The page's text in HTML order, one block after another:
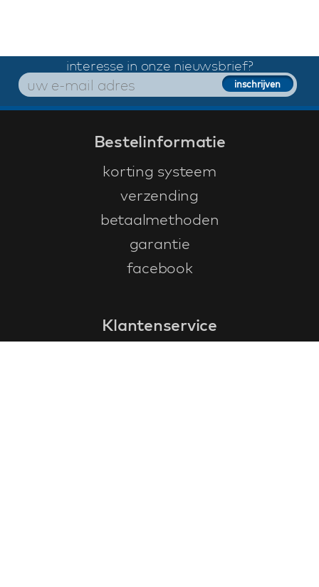
interesse in onze nieuwsbrief?
Bestelinformatie
korting systeem
verzending
betaalmethoden
garantie
facebook
Klantenservice